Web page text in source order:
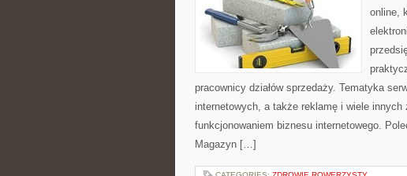
online,
pracownicy działów sprzedaży. Tematyka
internetowych, a także reklamę i wiele
funkcjonowaniem biznesu internetowego.
Magazyn […]